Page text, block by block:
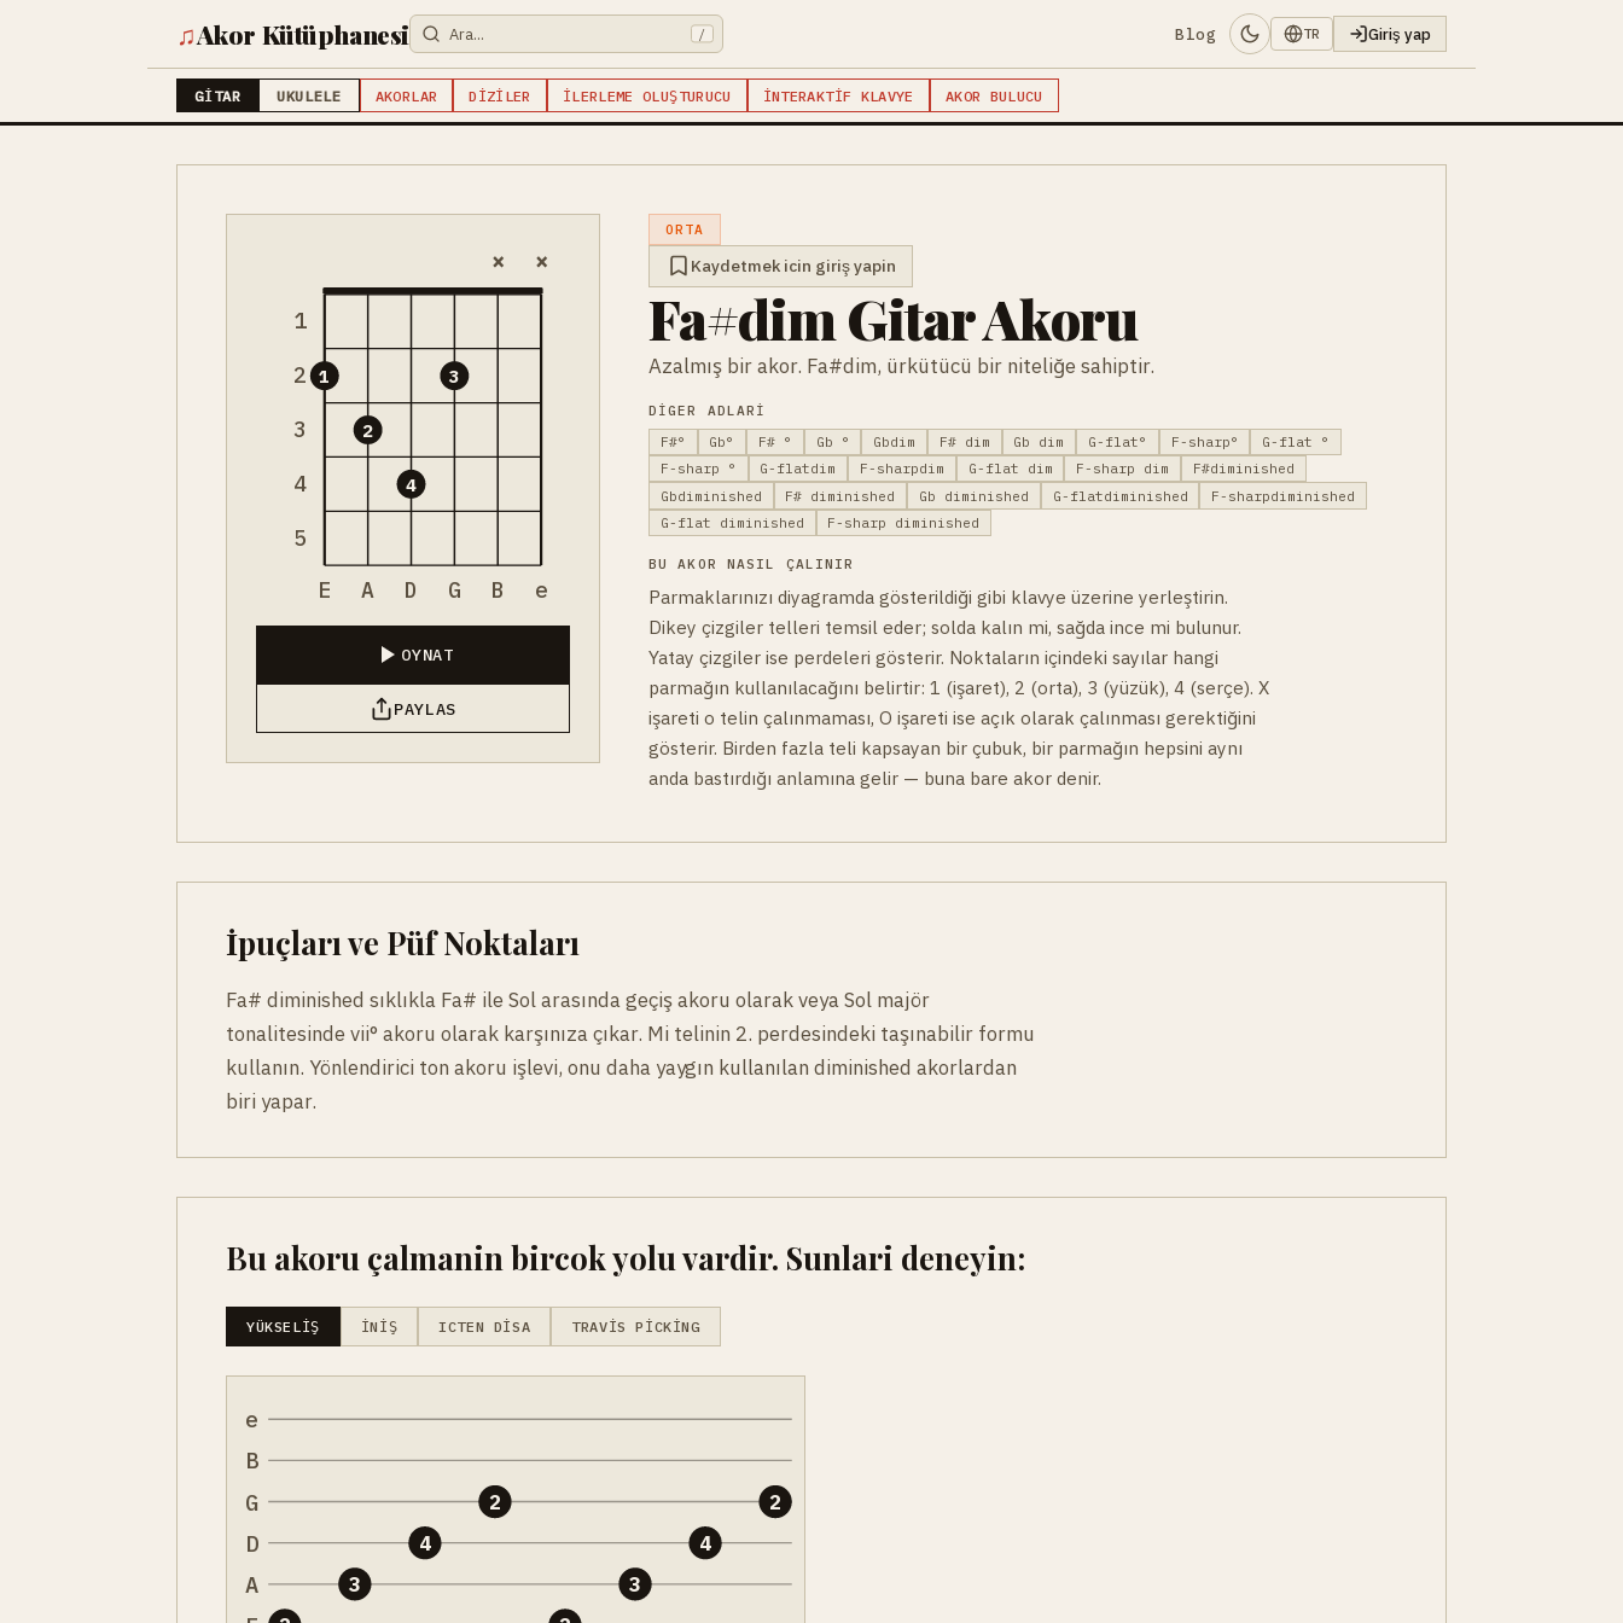
♫Akor Kütüphanesi / Blog TR Giriş yap
GITAR UKULELE AKORLAR DIZILER İLERLEME OLUŞTURUCU İNTERAKTIF KLAVYE AKOR BULUCU
1
2
3
4
5
× ×
1
2
4
3
E A D G B e
OYNAT
PAYLAS
ORTA
Kaydetmek icin giriş yapin
Fa#dim Gitar Akoru
Azalmış bir akor. Fa#dim, ürkütücü bir niteliğe sahiptir.
DIGER ADLARI
F#°
Gb° F# ° Gb ° Gbdim F# dim Gb dim G-flat° F-sharp°
G-flat °
F-sharp °
G-flatdim F-sharpdim G-flat dim F-sharp dim
F#diminished
Gbdiminished
F# diminished Gb diminished G-flatdiminished
F-sharpdiminished
G-flat diminished
F-sharp diminished
BU AKOR NASIL ÇALINIR
Parmaklarınızı diyagramda gösterildiği gibi klavye üzerine yerleştirin.
Dikey çizgiler telleri temsil eder; solda kalın mi, sağda ince mi bulunur.
Yatay çizgiler ise perdeleri gösterir. Noktaların içindeki sayılar hangi
parmağın kullanılacağını belirtir: 1 (işaret), 2 (orta), 3 (yüzük), 4 (serçe). X
işareti o telin çalınmaması, O işareti ise açık olarak çalınması gerektiğini
gösterir. Birden fazla teli kapsayan bir çubuk, bir parmağın hepsini aynı
anda bastırdığı anlamına gelir — buna bare akor denir.
İpuçları ve Püf Noktaları
Fa# diminished sıklıkla Fa# ile Sol arasında geçiş akoru olarak veya Sol majör
tonalitesinde vii° akoru olarak karşınıza çıkar. Mi telinin 2. perdesindeki taşınabilir formu
kullanın. Yönlendirici ton akoru işlevi, onu daha yaygın kullanılan diminished akorlardan
biri yapar.
Bu akoru çalmanin bircok yolu vardir. Sunlari deneyin:
YÜKSELIŞ İNIŞ ICTEN DISA TRAVIS PICKING
e
B
G
D
A
3
4
2
3
4
2